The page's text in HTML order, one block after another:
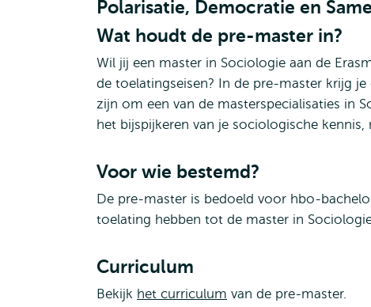
Polarisatie, Democratie en
Wat houdt de pre-master in?
Wil jij een master in Sociologie aan de
de toelatingseisen? In de pre-master krijg
zijn om een van de masterspecialisaties in
het bijspijkeren van je sociologische
Voor wie bestemd?
De pre-master is bedoeld voor hbo-
toelating hebben tot de master in
Curriculum
Bekijk het curriculum van de pre-master.